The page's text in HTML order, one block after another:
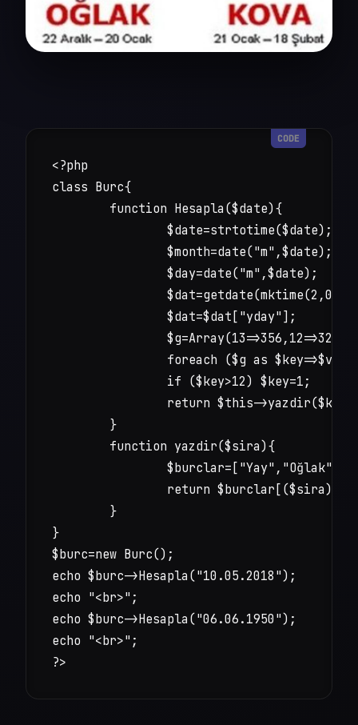
<?php
class Burc{
}
$burc=new Burc();
echo $burc->Hesapla("10.05.2018");
echo "<br>";
echo $burc->Hesapla("06.06.1950");
echo "<br>";
?>